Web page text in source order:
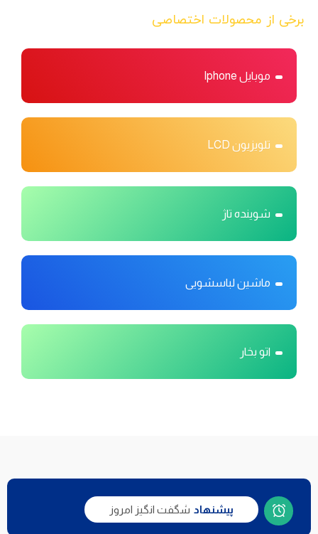
برخی از محصولات اختصاصی
موبایل Iphone
تلویزیون LCD
شوینده تاژ
ماشین لباسشویی
اتو بخار
پیشنهاد شگفت انگیز امروز